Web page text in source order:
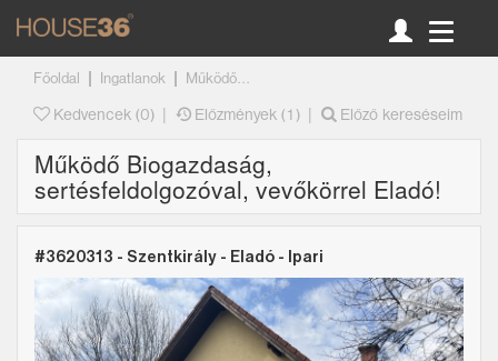
Főoldal Ingatlanok Működő...
Kedvencek (0) | Előzmények (1) | Előző kereséseim
Működő Biogazdaság,
sertésfeldolgozóval, vevőkörrel Eladó!
#3620313 - Szentkirály - Eladó - Ipari